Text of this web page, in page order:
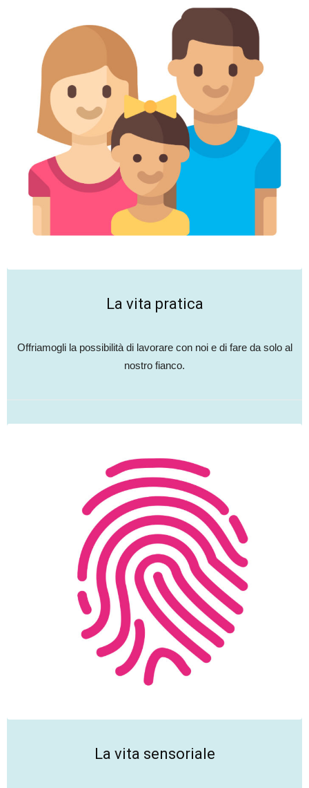
La vita pratica
Offriamogli la possibilità di lavorare con noi e di fare da solo al
nostro fianco.
La vita sensoriale